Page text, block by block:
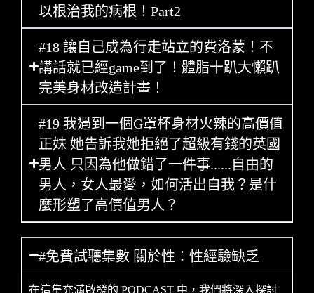
以根治我的病根！Part2
#18 讓自己成為行走站立的費洛蒙！不
講話就已經game到了！體脂十趴大懶趴
完美身材改造計畫！
#19 我遇到一個G罩杯身材火辣的高價值
正妹 她告訴我她拒絕了超級有錢的英國
男人 只因為他做錯了一件事......自由的
男人，女人最愛，如何活出自我？是什
麼形塑了高價值男人？
#免費試聽集數 關於性：性經驗缺乏
在這集充滿啟發的 PODCAST 中，我們將深入探討